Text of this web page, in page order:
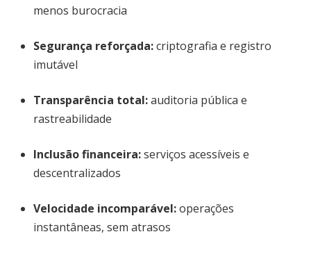
menos burocracia
Segurança reforçada:criptografia e registro
imutável
Transparência total:auditoria pública e
rastreabilidade
Inclusão financeira:serviços acessíveis e
descentralizados
Velocidade incomparável:operações
instantâneas, sem atrasos